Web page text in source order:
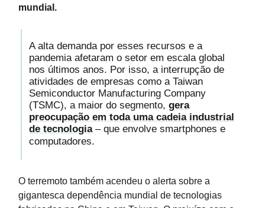
mundial.
A alta demanda por esses recursos e a
pandemia afetaram o setor em escala global
nos últimos anos. Por isso, a interrupção de
atividades de empresas como a Taiwan
Semiconductor Manufacturing Company
(TSMC), a maior do segmento, gera
preocupação em toda uma cadeia industrial
de tecnologia– que envolve smartphones e
computadores.
O terremoto também acendeu o alerta sobre a
gigantesca dependência mundial de tecnologias